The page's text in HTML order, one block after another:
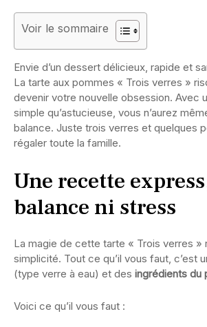
Voir le sommaire
Envie d’un dessert délicieux, rapide et
La tarte aux pommes « Trois verres »
devenir votre nouvelle obsession. Avec
simple qu’astucieuse, vous n’aurez
balance. Juste trois verres et quelques
régaler toute la famille.
Une recette
balance ni stress
La magie de cette tarte « Trois verres »
simplicité. Tout ce qu’il vous faut, c’est
(type verre à eau) et des ingrédients du
Voici ce qu’il vous faut :